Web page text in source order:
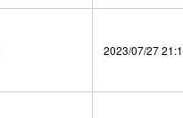
2023/07/27